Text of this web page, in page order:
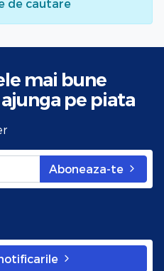
de cautare
mai bune
pe piata
Aboneaza-te